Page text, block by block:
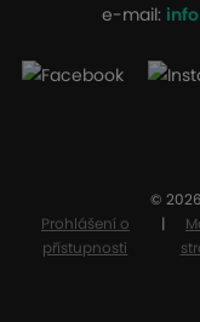
e-mail:
©
Prohlášení o
přístupnosti
|